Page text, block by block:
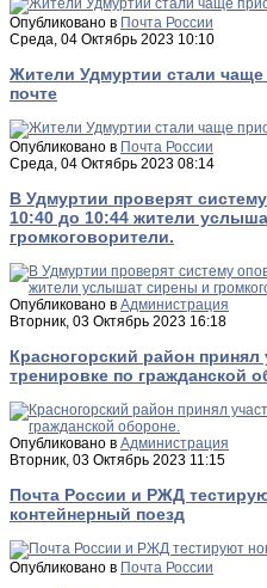
Опубликовано в Почта России
Среда, 04 Октябрь 2023 10:10
Жители Удмуртии стали чаще
почте
Опубликовано в Почта России
Среда, 04 Октябрь 2023 08:14
В Удмуртии проверят
10:40 до 10:44 жители
громкоговорители.
Опубликовано в Администрация
Вторник, 03 Октябрь 2023 16:18
Красногорский район
тренировке по гражданской
Опубликовано в Администрация
Вторник, 03 Октябрь 2023 11:15
Почта России и РЖД
контейнерный поезд
Опубликовано в Почта России